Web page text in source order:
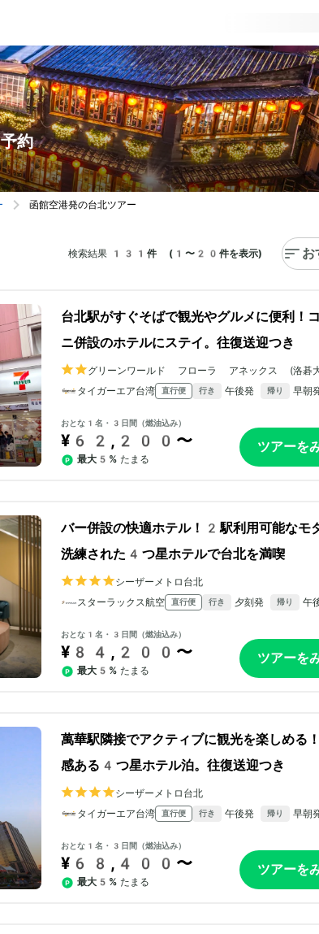
約
函館空港発の台北ツアー
検索結果 131件 (1〜20件を表示) お
台北駅がすぐそばで観光やグルメに便利！
ニ併設のホテルにステイ。往復送迎つき
グリーンワールド フローラ アネックス (洛碁大
タイガーエア台湾 直行便 行き 午後発 帰り 早朝
おとな1名・3日間（燃油込み）
¥62,200〜
最大5% たまる
ツアーを
バー併設の快適ホテル！2駅利用可能なモ
洗練された4つ星ホテルで台北を満喫
シーザーメトロ台北
スターラックス航空
直行便 行き 夕刻発 帰り 午
おとな1名・3日間（燃油込み）
¥84,200〜
最大5% たまる
ツアーを
萬華駅隣接でアクティブに観光を楽しめる
感ある4つ星ホテル泊。往復送迎つき
シーザーメトロ台北
タイガーエア台湾
直行便 行き 午後発 帰り 早朝
おとな1名・3日間（燃油込み）
¥68,400〜
最大5% たまる
ツアーを